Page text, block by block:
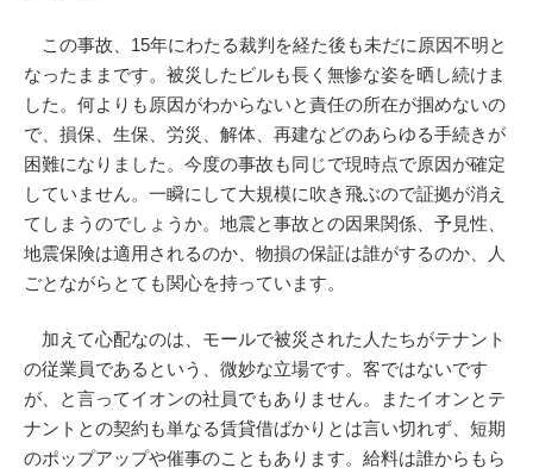
この事故、15年にわたる裁判を経た後も未だに原因不明と
なったままです。被災したビルも長く無惨な姿を晒し続けま
した。何よりも原因がわからないと責任の所在が掴めないの
で、損保、生保、労災、解体、再建などのあらゆる手続きが
困難になりました。今度の事故も同じで現時点で原因が確定
していません。一瞬にして大規模に吹き飛ぶので証拠が消え
てしまうのでしょうか。地震と事故との因果関係、予見性、
地震保険は適用されるのか、物損の保証は誰がするのか、人
ごとながらとても関心を持っています。
加えて心配なのは、モールで被災された人たちがテナント
の従業員であるという、微妙な立場です。客ではないです
が、と言ってイオンの社員でもありません。またイオンとテ
ナントとの契約も単なる賃貸借ばかりとは言い切れず、短期
のポップアップや催事のこともあります。給料は誰からもら